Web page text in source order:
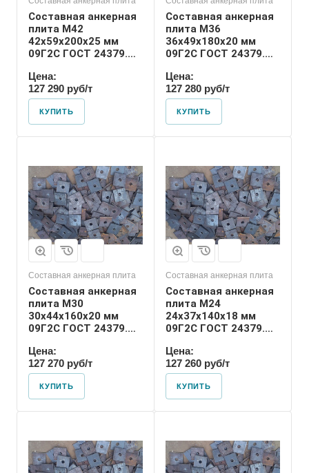
Составная анкерная
плита М42
42х59х200х25 мм
09Г2С ГОСТ 24379.1-
Цена:
127 290 руб/т
КУПИТЬ
Составная анкерная
плита М36
36х49х180х20 мм
09Г2С ГОСТ 24379.1-
Цена:
127 280 руб/т
КУПИТЬ
Составная анкерная плита
Составная анкерная
плита М30
30х44х160х20 мм
09Г2С ГОСТ 24379.1-
Цена:
127 270 руб/т
КУПИТЬ
24
Номер диаметра
резьбы
М24
Размер резьбы
М24
Составная анкерная плита
Составная анкерная
плита М24
24х37х140х18 мм
09Г2С ГОСТ 24379.1-
Цена:
127 260 руб/т
КУПИТЬ
42
Номер диаметра